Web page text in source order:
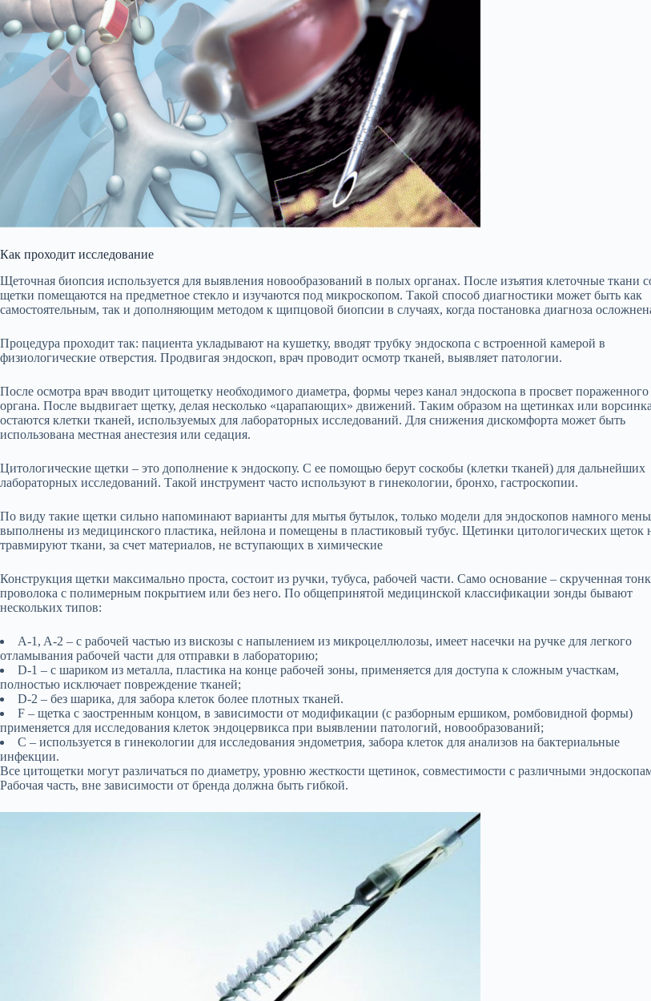
Как проходит исследование
Щеточная биопсия используется для выявления новообразований в полых органах. После изъятия клеточные ткани
щетки помещаются на предметное стекло и изучаются под микроскопом. Такой способ диагностики может быть как
самостоятельным, так и дополняющим методом к щипцовой биопсии в случаях, когда постановка диагноза
Процедура проходит так: пациента укладывают на кушетку, вводят трубку эндоскопа с встроенной камерой в
физиологические отверстия. Продвигая эндоскоп, врач проводит осмотр тканей, выявляет патологии.
После осмотра врач вводит цитощетку необходимого диаметра, формы через канал эндоскопа в просвет пораженного
органа. После выдвигает щетку, делая несколько «царапающих» движений. Таким образом на щетинках или
остаются клетки тканей, используемых для лабораторных исследований. Для снижения дискомфорта может быть
использована местная анестезия или седация.
Цитологические щетки – это дополнение к эндоскопу. С ее помощью берут соскобы (клетки тканей) для дальнейших
лабораторных исследований. Такой инструмент часто используют в гинекологии, бронхо, гастроскопии.
По виду такие щетки сильно напоминают варианты для мытья бутылок, только модели для эндоскопов намного
выполнены из медицинского пластика, нейлона и помещены в пластиковый тубус. Щетинки цитологических щеток
травмируют ткани, за счет материалов, не вступающих в химические
Конструкция щетки максимально проста, состоит из ручки, тубуса, рабочей части. Само основание – скрученная
проволока с полимерным покрытием или без него. По общепринятой медицинской классификации зонды бывают
нескольких типов:
A-1, A-2 – с рабочей частью из вискозы с напылением из микроцеллюлозы, имеет насечки на ручке для легкого
отламывания рабочей части для отправки в лабораторию;
D-1 – с шариком из металла, пластика на конце рабочей зоны, применяется для доступа к сложным участкам,
полностью исключает повреждение тканей;
D-2 – без шарика, для забора клеток более плотных тканей.
F – щетка с заостренным концом, в зависимости от модификации (с разборным ершиком, ромбовидной формы)
применяется для исследования клеток эндоцервикса при выявлении патологий, новообразований;
С – используется в гинекологии для исследования эндометрия, забора клеток для анализов на бактериальные
инфекции.
Все цитощетки могут различаться по диаметру, уровню жесткости щетинок, совместимости с различными
Рабочая часть, вне зависимости от бренда должна быть гибкой.